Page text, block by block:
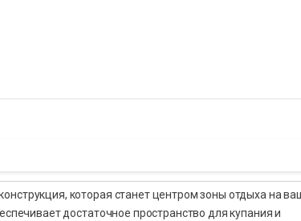
которая станет центром зоны отдыха на
достаточное пространство для купания и